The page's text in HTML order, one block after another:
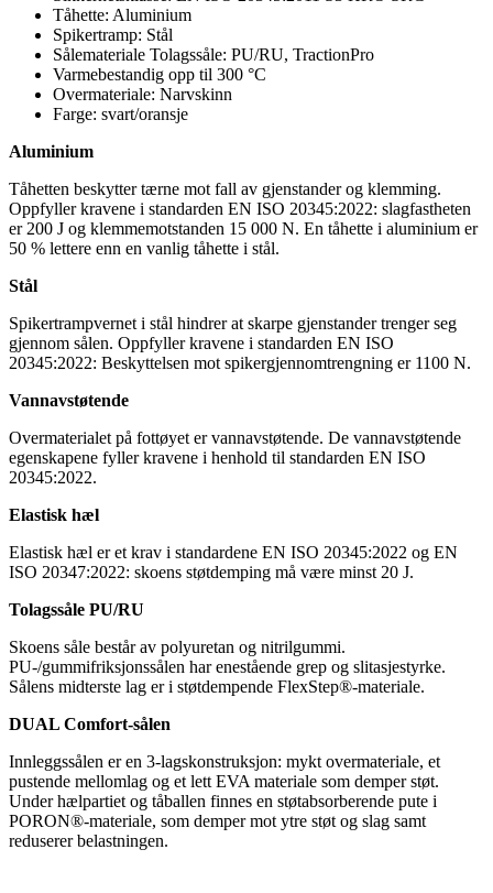
Tåhette: Aluminium
Spikertramp: Stål
Sålemateriale Tolagssåle: PU/RU, TractionPro
Varmebestandig opp til 300 °C
Overmateriale: Narvskinn
Farge: svart/oransje
Aluminium
Tåhetten beskytter tærne mot fall av gjenstander og klemming.
Oppfyller kravene i standarden EN ISO 20345:2022: slagfastheten
er 200 J og klemmemotstanden 15 000 N. En tåhette i aluminium er
50 % lettere enn en vanlig tåhette i stål.
Stål
Spikertrampvernet i stål hindrer at skarpe gjenstander trenger seg
gjennom sålen. Oppfyller kravene i standarden EN ISO
20345:2022: Beskyttelsen mot spikergjennomtrengning er 1100 N.
Vannavstøtende
Overmaterialet på fottøyet er vannavstøtende. De vannavstøtende
egenskapene fyller kravene i henhold til standarden EN ISO
20345:2022.
Elastisk hæl
Elastisk hæl er et krav i standardene EN ISO 20345:2022 og EN
ISO 20347:2022: skoens støtdemping må være minst 20 J.
Tolagssåle PU/RU
Skoens såle består av polyuretan og nitrilgummi.
PU-/gummifriksjonssålen har enestående grep og slitasjestyrke.
Sålens midterste lag er i støtdempende FlexStep®-materiale.
DUAL Comfort-sålen
Innleggssålen er en 3-lagskonstruksjon: mykt overmateriale, et
pustende mellomlag og et lett EVA materiale som demper støt.
Under hælpartiet og tåballen finnes en støtabsorberende pute i
PORON®-materiale, som demper mot ytre støt og slag samt
reduserer belastningen.